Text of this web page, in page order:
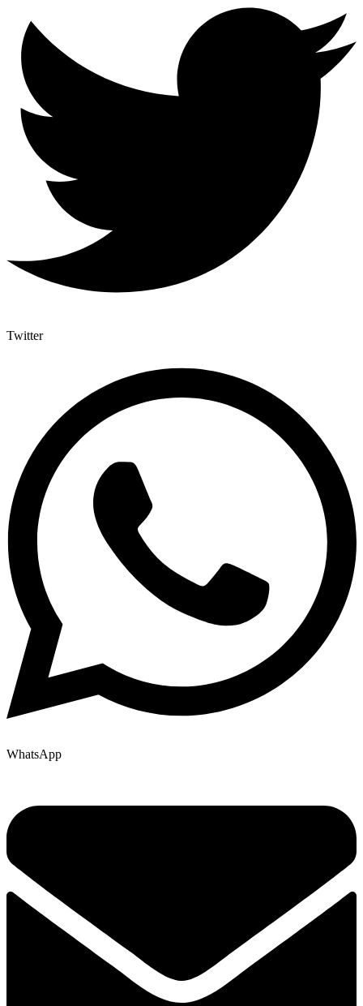
Twitter
WhatsApp